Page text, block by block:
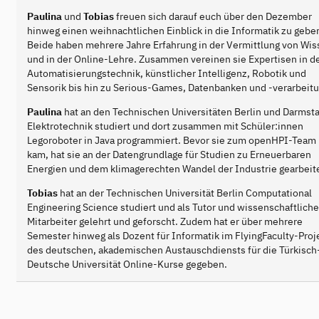
Paulina und Tobiasfreuen sich darauf euch über den Dezember
hinweg einen weihnachtlichen Einblick in die Informatik zu
Beide haben mehrere Jahre Erfahrung in der Vermittlung von
und in der Online-Lehre. Zusammen vereinen sie Expertisen in
Automatisierungstechnik, künstlicher Intelligenz, Robotik und
Sensorik bis hin zu Serious-Games, Datenbanken und -
Paulina hat an den Technischen Universitäten Berlin und
Elektrotechnik studiert und dort zusammen mit Schüler:innen
Legoroboter in Java programmiert. Bevor sie zum openHPI-Team
kam, hat sie an der Datengrundlage für Studien zu Erneuerbaren
Energien und dem klimagerechten Wandel der Industrie
Tobias hat an der Technischen Universität Berlin Computational
Engineering Science studiert und als Tutor und
Mitarbeiter gelehrt und geforscht. Zudem hat er über mehrere
Semester hinweg als Dozent für Informatik im FlyingFaculty-
des deutschen, akademischen Austauschdiensts für die
Deutsche Universität Online-Kurse gegeben.